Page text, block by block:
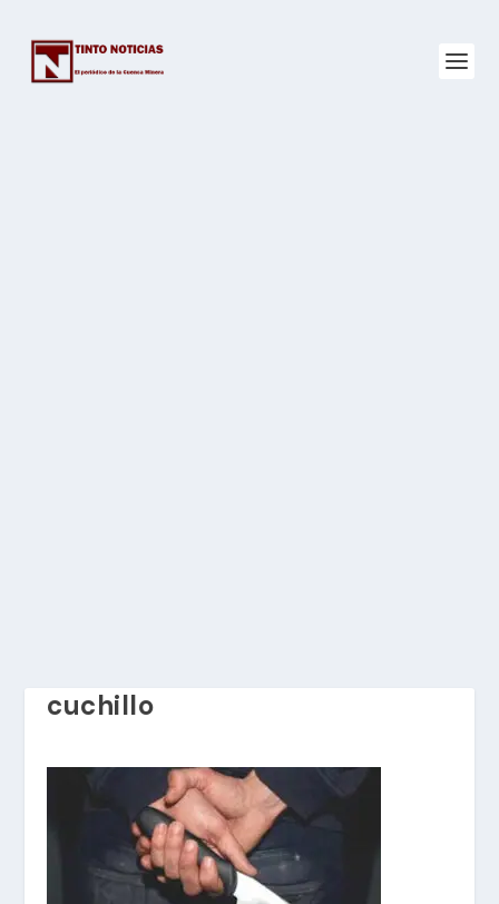
cuchillo